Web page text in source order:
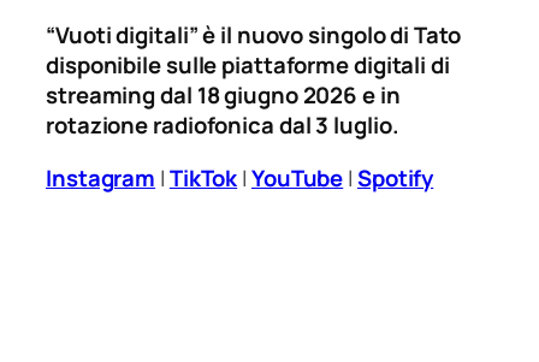
“Vuoti digitali” è il nuovo singolo di Tato
disponibile sulle piattaforme digitali di
streaming dal 18 giugno 2026 e in
rotazione radiofonica dal 3 luglio.
Instagram |TikTok|YouTube|Spotify